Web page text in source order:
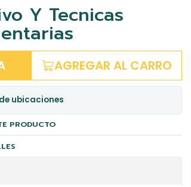
Y Tecnicas
AGREGAR AL CARRO
ubicaciones
PRODUCTO